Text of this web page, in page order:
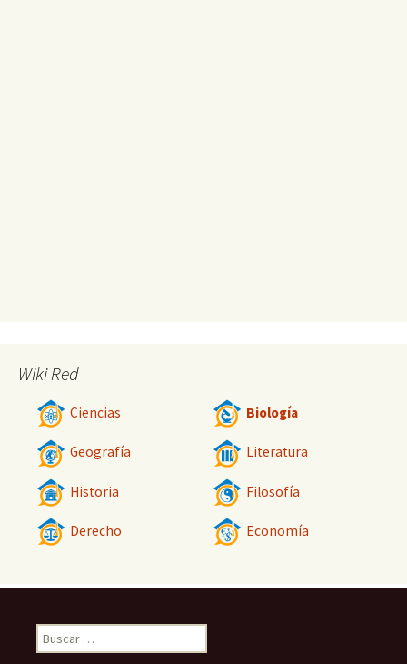
Wiki Red
Ciencias Biología
Geografía Literatura
Historia Filosofía
Derecho Economía
Buscar: